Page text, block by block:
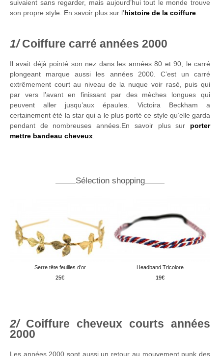
suivaient sans regarder, mais aujourd’hui tout le monde trouve
son propre style. En savoir plus sur l’histoire de la coiffure
Coiffure carré années 2000
Il avait déjà pointé son nez dans les années 80 et 90, le carré
plongeant marque aussi les années 2000. C’est un carré
extrêmement court au niveau de la nuque voir rasé, puis qui
par vers l’avant en finissant par des mèches longues qui
peuvent aller jusqu’aux épaules. Victoira Beckham a
certainement été la star qui a le plus porté ce style qu’elle garda
pendant de nombreuses années.En savoir plus sur porter
mettre bandeau cheveux
Sélection shopping
Serre tête feuilles d’or
25
Headband Tricolore
19
Coiffure cheveux courts années
2000
Les années 2000 sont aussi un retour au mouvement punk des